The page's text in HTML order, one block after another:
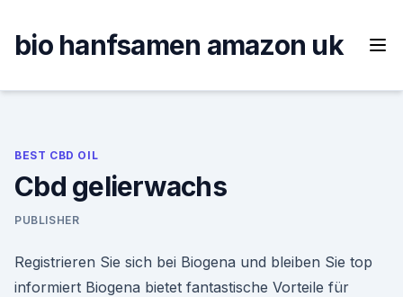
content
bio hanfsamen amazon uk
BEST CBD OIL
Cbd gelierwachs
PUBLISHER
Registrieren Sie sich bei Biogena und bleiben Sie top
informiert Biogena bietet fantastische Vorteile für